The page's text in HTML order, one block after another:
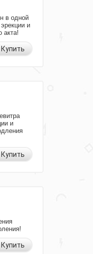
в одной
и
акта!
Купить
и
Купить
Купить